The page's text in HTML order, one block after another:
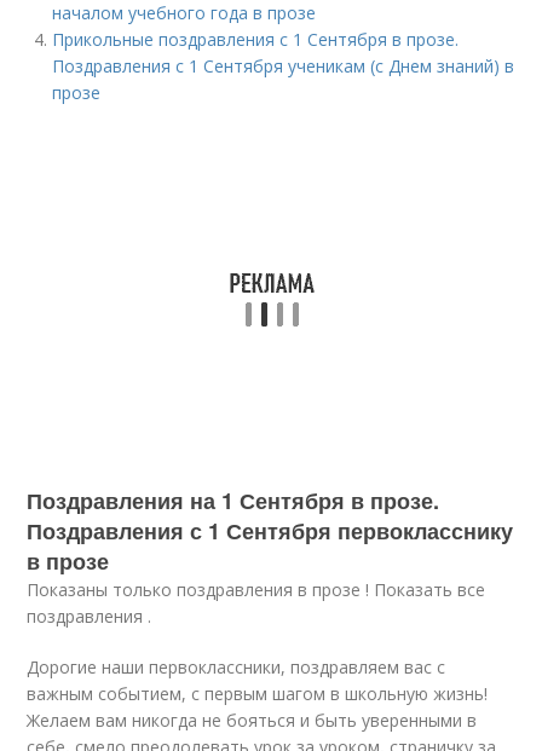
началом учебного года в прозе
Прикольные поздравления с 1 Сентября в прозе.
Поздравления с 1 Сентября ученикам (с Днем знаний) в
прозе
Поздравления на 1 Сентября в прозе.
Поздравления с 1 Сентября первокласснику
в прозе
Показаны только поздравления в прозе ! Показать все
поздравления .
Дорогие наши первоклассники, поздравляем вас с
важным событием, с первым шагом в школьную жизнь!
Желаем вам никогда не бояться и быть уверенными в